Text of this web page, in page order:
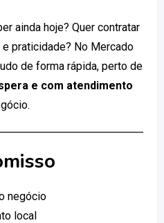
ainda hoje? Quer contratar
praticidade? No Mercado
de forma rápida, perto de
e com atendimento
negócio
local